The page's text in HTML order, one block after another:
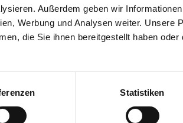
Außerdem geben wir
Werbung und Analysen weiter. Unsere
die Sie ihnen bereitgestellt haben
Statistiken
Anzahl von Personen gekauft